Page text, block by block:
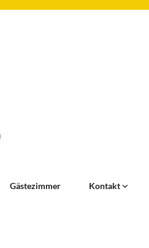
Gästezimmer Kontakt